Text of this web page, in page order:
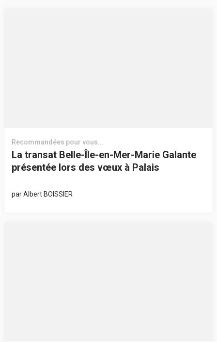
Recommandées pour vous...
La transat Belle-Île-en-Mer-Marie Galante
présentée lors des vœux à Palais
parAlbert BOISSIER